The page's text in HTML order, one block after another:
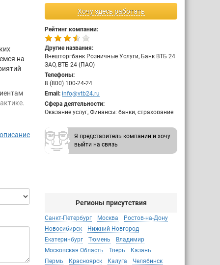
Хочу здесь работать
Рейтинг компании:
Другие названия:
Внешторгбанк Розничные Услуги, Банк ВТБ 24
ЗАО, ВТБ 24 (ПАО)
Телефоны:
8 (800) 100-24-24
Email: info@vtb24.ru
Сфера деятельности:
Оказание услуг, Финансы: банки, страхование
Я представитель компании и хочу
выйти на связь
Регионы присутствия
Санкт-Петербург Москва
Ростов-на-Дону
Новосибирск
Нижний Новгород
Екатеринбург
Тюмень
Владимир
Московская Область
Тверь
Казань
Пермь
Красноярск Калуга
Челябинск
на
—
в
890